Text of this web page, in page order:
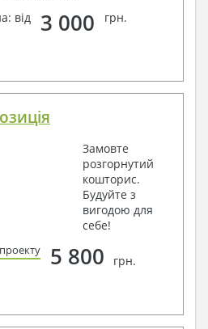
від
3 000 грн.
Замовте
розгорнутий
кошторис.
Будуйте з
вигодою для
себе!
5 800 грн.